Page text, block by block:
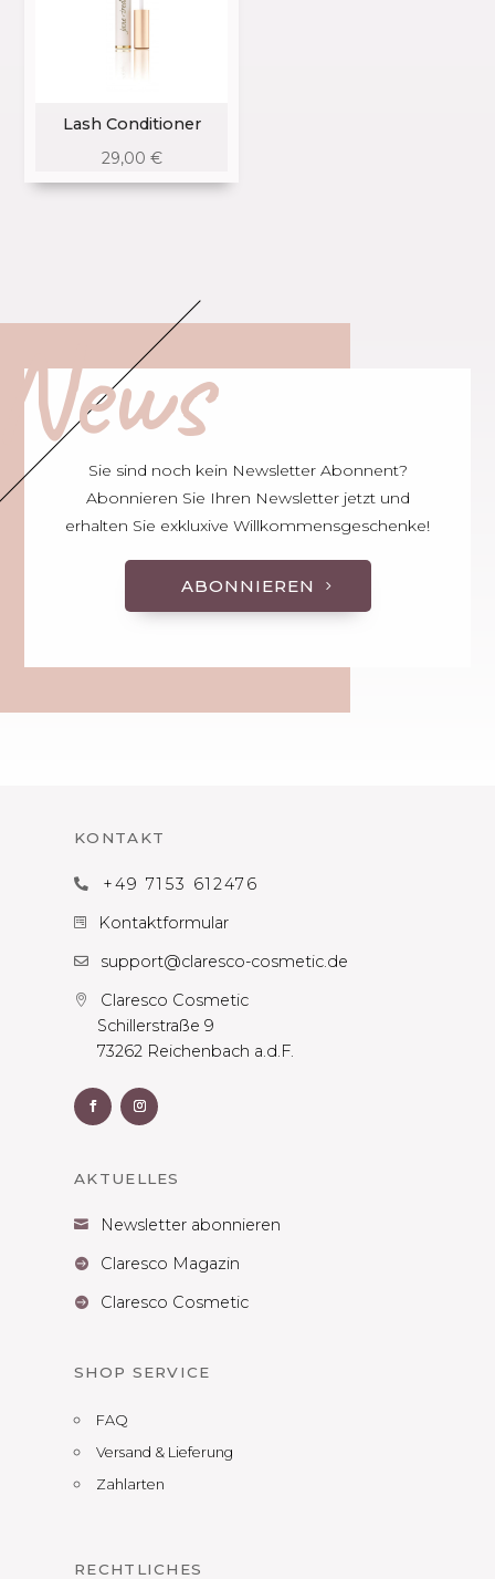
Lash Conditioner
29,00 €
Sie sind noch kein Newsletter Abonnent?
Abonnieren Sie Ihren Newsletter jetzt und
erhalten Sie exkluxive Willkommensgeschenke!
ABONNIEREN
KONTAKT
 +49 7153 612476
 Kontaktformular
 support@claresco-cosmetic.de

Claresco Cosmetic
Schillerstraße 9
73262 Reichenbach a.d.F.
AKTUELLES
 Newsletter abonnieren
 Claresco Magazin
 Claresco Cosmetic
SHOP SERVICE
FAQ
Versand & Lieferung
Zahlarten
RECHTLICHES